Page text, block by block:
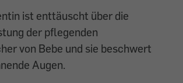
ist enttäuscht über die
der pflegenden
von Bebe und sie beschwert
Augen.